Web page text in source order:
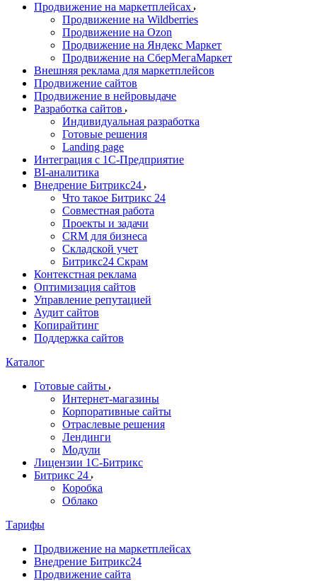
Продвижение на маркетплейсах
Продвижение на Wildberries
Продвижение на Ozon
Продвижение на Яндекс Маркет
Продвижение на СберМегаМаркет
Внешняя реклама для маркетплейсов
Продвижение сайтов
Продвижение в нейровыдаче
Разработка сайтов
Индивидуальная разработка
Готовые решения
Landing page
Интеграция с 1С-Предприятие
BI-аналитика
Внедрение Битрикс24
Что такое Битрикс 24
Совместная работа
Проекты и задачи
СRМ для бизнеса
Складской учет
Битрикс24 Скрам
Контекстная реклама
Оптимизация сайтов
Управление репутацией
Аудит сайтов
Копирайтинг
Поддержка сайтов
Каталог
Готовые сайты
Интернет-магазины
Корпоративные сайты
Отраслевые решения
Лендинги
Модули
Лицензии 1С-Битрикс
Битрикс 24
Коробка
Облако
Тарифы
Продвижение на маркетплейсах
Внедрение Битрикс24
Продвижение сайта